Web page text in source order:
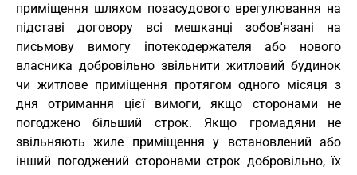
приміщення шляхом позасудового врегулювання на
підставі договору всі мешканці зобов'язані на
письмову вимогу іпотекодержателя або нового
власника добровільно звільнити житловий будинок
чи житлове приміщення протягом одного місяця з
дня отримання цієї вимоги, якщо сторонами не
погоджено більший строк. Якщо громадяни не
звільняють жиле приміщення у встановлений або
інший погоджений сторонами строк добровільно, їх